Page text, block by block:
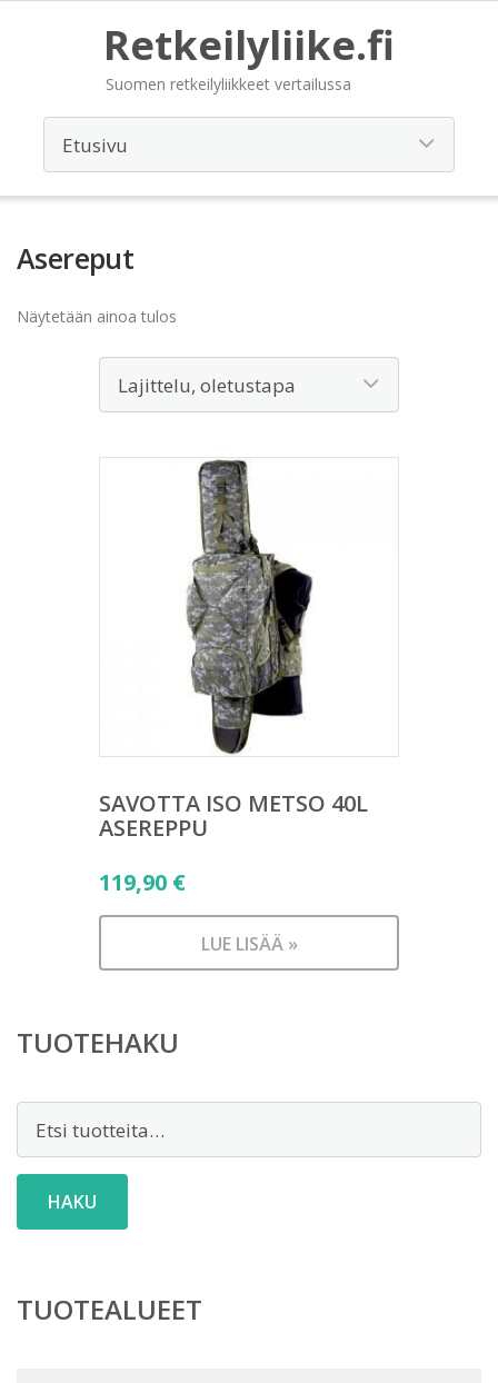
Retkeilyliike.fi
Suomen retkeilyliikkeet vertailussa
Asereput
Näytetään ainoa tulos
SAVOTTA ISO METSO 40L
ASEREPPU
119,90 €
LUE LISÄÄ »
TUOTEHAKU
HAKU
TUOTEALUEET